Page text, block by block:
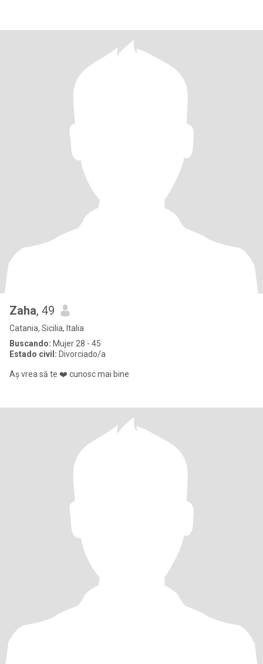
Zaha, 49
Catania, Sicilia, Italia
Buscando: Mujer 28 - 45
Estado civil: Divorciado/a
Aș vrea să te ❤️ cunosc mai bine